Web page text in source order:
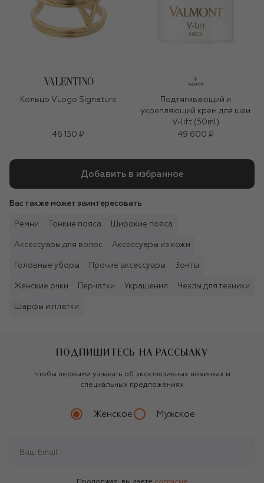
Кольцо VLogo Signature
46 150 ₽
Подтягивающий и
укрепляющий крем для шеи
V-lift (50ml)
49 600 ₽
Добавить в избранное
Вас также может заинтересовать
Ремни Тонкие пояса Широкие пояса
Аксессуары для волос Аксессуары из кожи
Головные уборы Прочие аксессуары Зонты
Женские очки Перчатки Украшения Чехлы для техники
Шарфы и платки
ПОДПИШИТЕСЬ НА РАССЫЛКУ
Чтобы первыми узнавать об эксклюзивных новинках и
специальных предложениях
Женское Мужское